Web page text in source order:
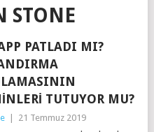
STONE
PATLADI MI?
TUTUYOR MU?
21 Temmuz 2019